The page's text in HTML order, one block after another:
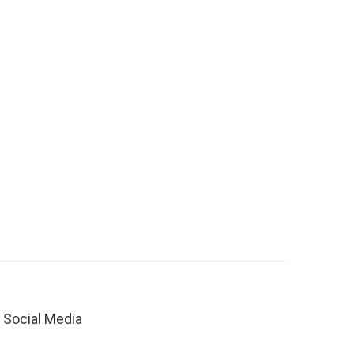
Social Media